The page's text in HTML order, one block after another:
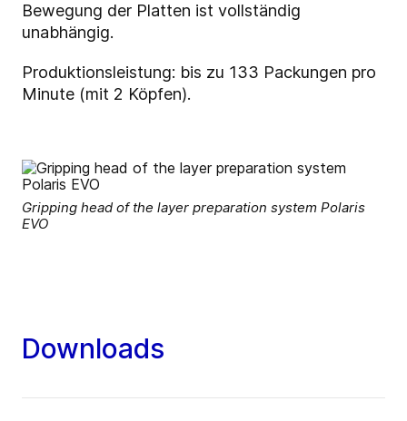
Bewegung der Platten ist vollständig
unabhängig.
Produktionsleistung: bis zu 133 Packungen pro
Minute (mit 2 Köpfen).
Gripping head of the layer preparation system Polaris
EVO
Downloads